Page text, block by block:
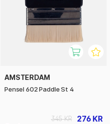
AMSTERDAM
Pensel 602 Paddle St 4
276 KR
345 KR